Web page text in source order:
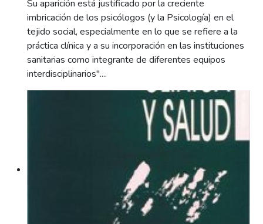
Su aparición está justificado por la creciente
imbricación de los psicólogos (y la Psicología) en el
tejido social, especialmente en lo que se refiere a la
práctica clínica y a su incorporación en las instituciones
sanitarias como integrante de diferentes equipos
interdisciplinarios"....